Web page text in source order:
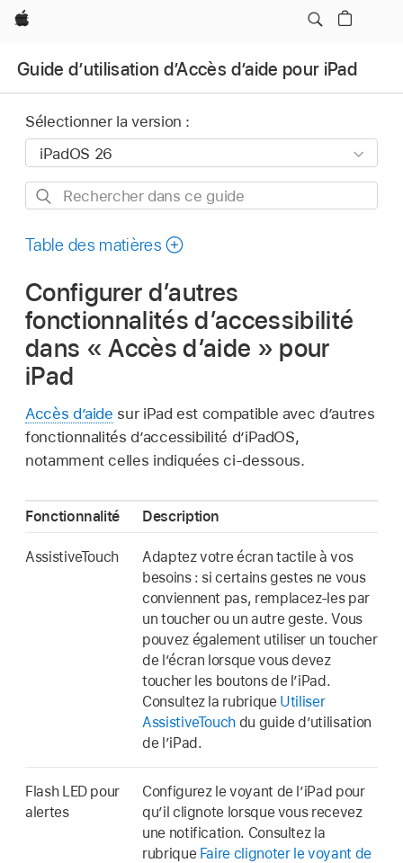
Apple
Guide d’utilisation d’Accès d’aide pour iPad
Sélectionner la version :
Rechercher
ce
Table des matières
Configurer d’autres
fonctionnalités d’accessibilité
dans « Accès d’aide » pour
iPad
Accès d’aide sur iPad est compatible avec d’autres
fonctionnalités d’accessibilité d’iPadOS,
notamment celles indiquées ci-dessous.
Fonctionnalité Description
AssistiveTouch
Adaptez votre écran tactile à vos
besoins : si certains gestes ne vous
conviennent pas, remplacez-les par
un toucher ou un autre geste. Vous
pouvez également utiliser un toucher
de l’écran lorsque vous devez
toucher les boutons de l’iPad.
Consultez la rubrique Utiliser
AssistiveTouch du guide d’utilisation
de l’iPad.
Flash LED pour
alertes
Configurez le voyant de l’iPad pour
qu’il clignote lorsque vous recevez
une notification. Consultez la
rubrique Faire clignoter le voyant de